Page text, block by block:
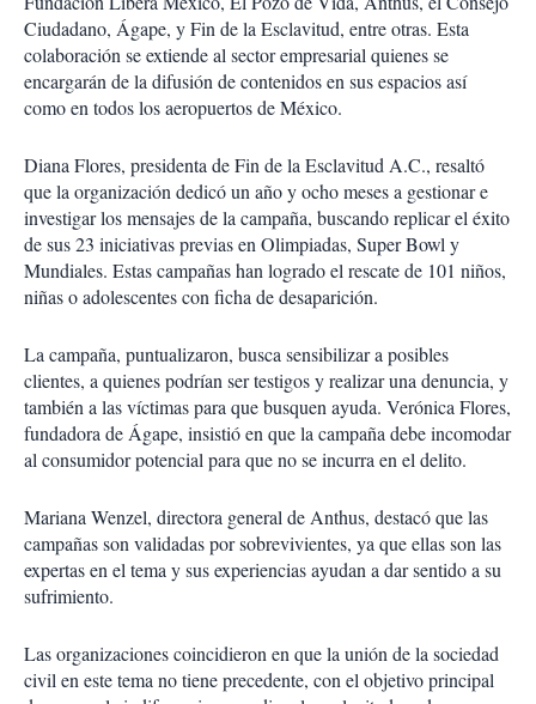
Ciudadano, Ágape, y Fin de la Esclavitud, entre otras. Esta
colaboración se extiende al sector empresarial quienes se
encargarán de la difusión de contenidos en sus espacios así
como en todos los aeropuertos de México.
Diana Flores, presidenta de Fin de la Esclavitud A.C., resaltó
que la organización dedicó un año y ocho meses a gestionar e
investigar los mensajes de la campaña, buscando replicar el éxito
de sus 23 iniciativas previas en Olimpiadas, Super Bowl y
Mundiales. Estas campañas han logrado el rescate de 101 niños,
niñas o adolescentes con ficha de desaparición.
La campaña, puntualizaron, busca sensibilizar a posibles
clientes, a quienes podrían ser testigos y realizar una denuncia, y
también a las víctimas para que busquen ayuda. Verónica Flores,
fundadora de Ágape, insistió en que la campaña debe incomodar
al consumidor potencial para que no se incurra en el delito.
Mariana Wenzel, directora general de Anthus, destacó que las
campañas son validadas por sobrevivientes, ya que ellas son las
expertas en el tema y sus experiencias ayudan a dar sentido a su
sufrimiento.
Las organizaciones coincidieron en que la unión de la sociedad
civil en este tema no tiene precedente, con el objetivo principal